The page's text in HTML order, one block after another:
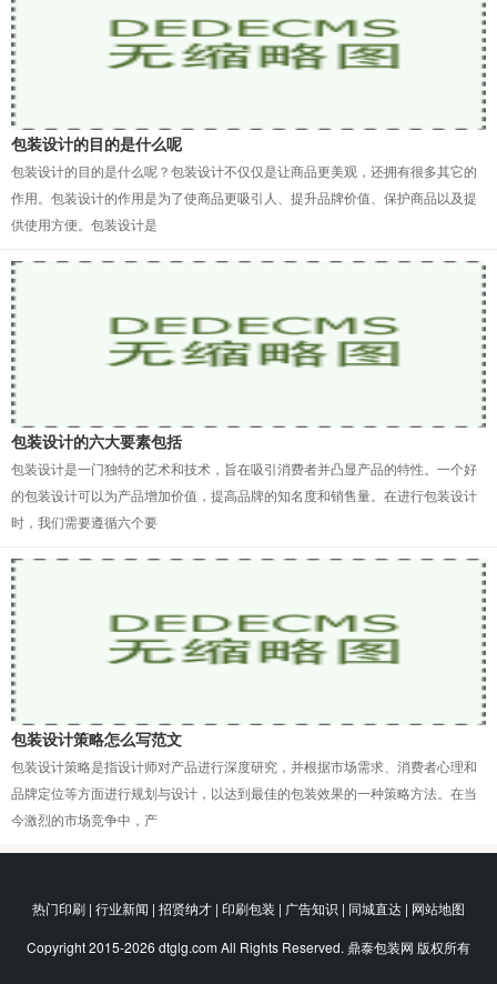
包装设计的目的是什么呢
包装设计的目的是什么呢？包装设计不仅仅是让商品更美观，还拥有很多其它的
作用。包装设计的作用是为了使商品更吸引人、提升品牌价值、保护商品以及提
供使用方便。包装设计是
包装设计的六大要素包括
包装设计是一门独特的艺术和技术，旨在吸引消费者并凸显产品的特性。一个好
的包装设计可以为产品增加价值，提高品牌的知名度和销售量。在进行包装设计
时，我们需要遵循六个要
包装设计策略怎么写范文
包装设计策略是指设计师对产品进行深度研究，并根据市场需求、消费者心理和
品牌定位等方面进行规划与设计，以达到最佳的包装效果的一种策略方法。在当
今激烈的市场竞争中，产
热门印刷 | 行业新闻 | 招贤纳才 | 印刷包装 | 广告知识 | 同城直达 | 网站地图
Copyright 2015-2026 dtglg.com All Rights Reserved. 鼎泰包装网 版权所有